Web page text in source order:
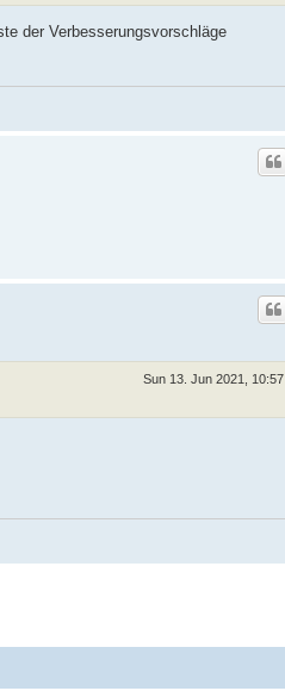
der Verbesserungsvorschläge
Sun 13. Jun 2021, 10:57